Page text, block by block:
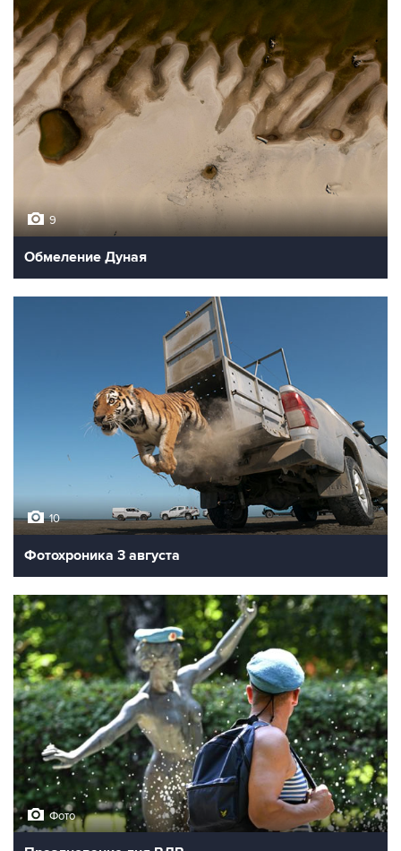
9
Обмеление Дуная
10
Фотохроника 3 августа
Фото